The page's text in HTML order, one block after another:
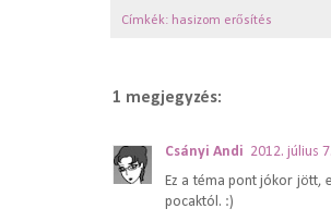
Címkék: hasizom erősítés
1 megjegyzés:
Csányi Andi 2012. július
Ez a téma pont jókor jött,
pocaktól. :)